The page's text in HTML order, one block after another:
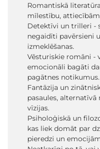
Romantiskā
mīlestību,
Detektīvi un trilleri -
negaidīti pavērsieni
izmeklēšanas.
Vēsturiskie romāni -
emocionāli bagāti
pagātnes notikumus.
Fantāzija un
pasaules,
vīzijas.
Psiholoģiskā un
kas liek domāt par
pieredzi un